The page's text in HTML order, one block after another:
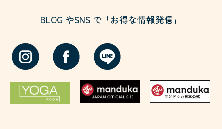
BLOG やSNS で「お得な情報発信」